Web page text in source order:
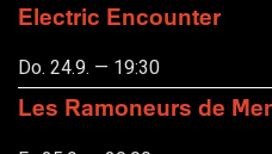
Electric Encounter
Do. 24.9. — 19:30
Les Ramoneurs de